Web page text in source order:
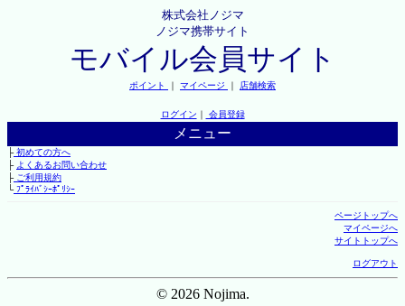
株式会社ノジマ
ノジマ携帯サイト
モバイル会員サイト
ポイント ｜ マイページ ｜ 店舗検索
ログイン ｜ 会員登録
メニュー
├初めての方へ
├ よくあるお問い合わせ
├ご利用規約
└ﾌﾟﾗｲﾊﾞｼｰﾎﾟﾘｼｰ
ページトップへ
マイページへ
サイトトップへ
ログアウト
© 2026 Nojima.